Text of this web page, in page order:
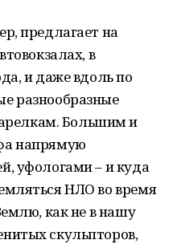
предлагает на
в
и даже вдоль по
разнообразные
Большим и
напрямую
уфологами – и куда
НЛО во время
как не в нашу
скульпторов,